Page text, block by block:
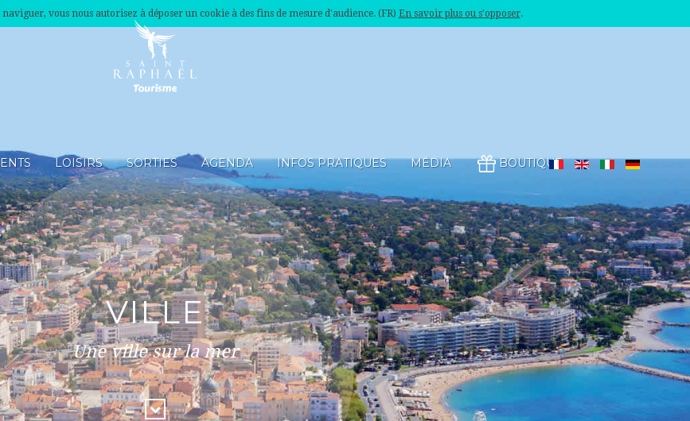
vous nous autorisez à déposer un cookie à des fins de mesure d'audience. (FR) En savoir plus ou s'opposer.
LOISIRS SORTIES AGENDA INFOS PRATIQUES MÉDIA BOUTIQUE
VILLE
Une ville sur la mer